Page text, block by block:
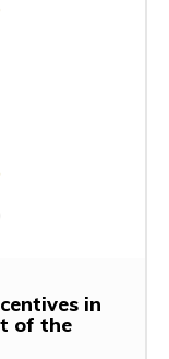
in
of the